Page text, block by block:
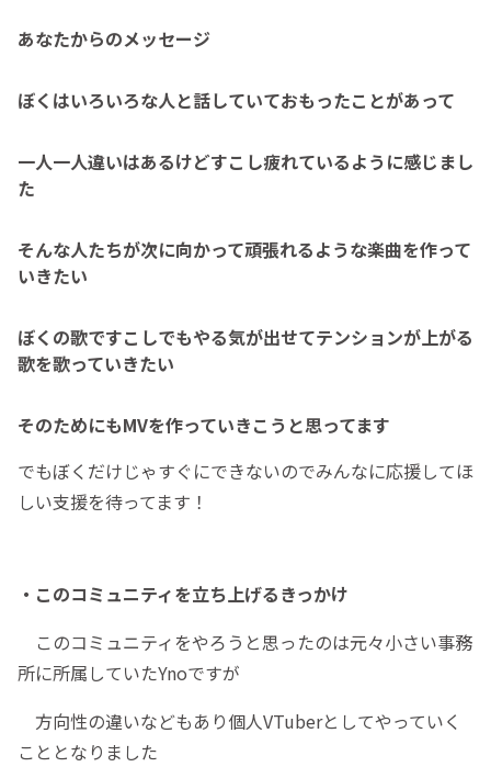
あなたからのメッセージ
ぼくはいろいろな人と話していておもったことがあって
一人一人違いはあるけどすこし疲れているように感じまし
た
そんな人たちが次に向かって頑張れるような楽曲を作って
いきたい
ぼくの歌ですこしでもやる気が出せてテンションが上がる
歌を歌っていきたい
そのためにもMVを作っていきこうと思ってます
でもぼくだけじゃすぐにできないのでみんなに応援してほ
しい支援を待ってます！
・このコミュニティを立ち上げるきっかけ
このコミュニティをやろうと思ったのは元々小さい事務
所に所属していたYnoですが
方向性の違いなどもあり個人VTuberとしてやっていく
こととなりました